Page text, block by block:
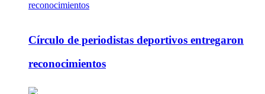
Círculo de periodistas deportivos entregaron
reconocimientos